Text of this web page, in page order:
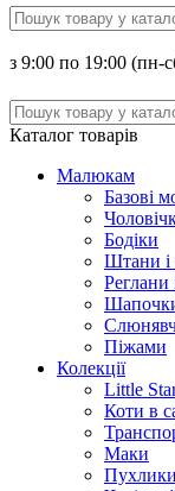
з 9:00 по 19:00 (пн-
Каталог товарів
Малюкам
Базові
Бодіки
Штани і
Реглани
Піжами
Колекції
Little
Коти в
Маки
Пухлики